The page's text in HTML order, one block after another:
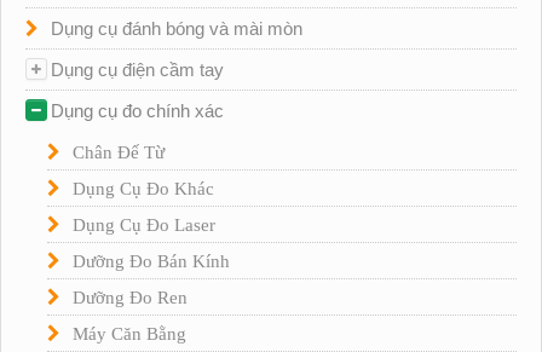
Dụng cụ đánh bóng và mài mòn
Dụng cụ điện cầm tay
Dụng cụ đo chính xác
Chân Đế Từ
Dụng Cụ Đo Khác
Dụng Cụ Đo Laser
Dưỡng Đo Bán Kính
Dưỡng Đo Ren
Máy Căn Bằng